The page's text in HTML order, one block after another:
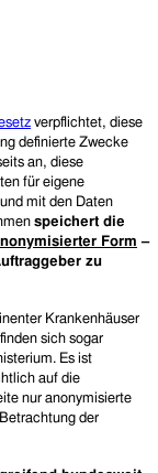
verpflichtet, diese
definierte Zwecke
an, diese
für eigene
mit den Daten
speichert die
Form –
zu
Krankenhäuser
sich sogar
Es ist
auf die
nur anonymisierte
der